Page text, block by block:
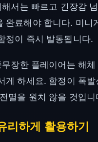
서는 빠르고 긴장감
완료해야 합니다. 미니
정이 즉시 발동됩니다.
장한 플레이어는 해체
게 하세요. 함정이 폭발
멸을 원치 않을 것입니
리하게 활용하기